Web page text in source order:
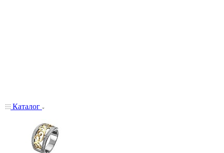
Каталог